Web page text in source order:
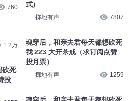
760
1.2万
砍死
投
式）
掷地有声 7807
魂穿后，和亲夫君每天都想砍死
我 223 大开杀戒（求订阅点赞
投月票）
掷地有声 1259
魂穿后，和亲夫君每天都想砍死